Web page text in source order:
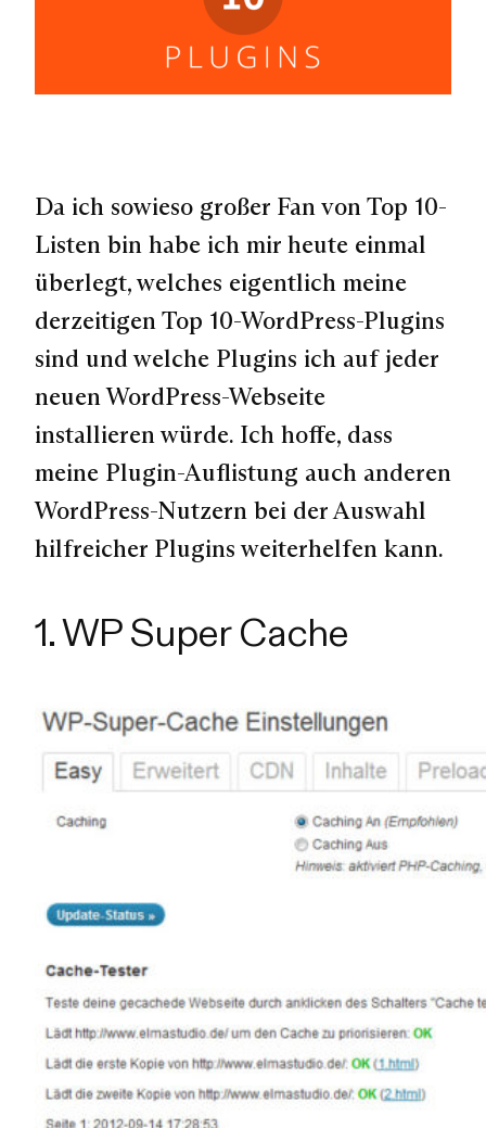
Da ich sowieso großer Fan von Top 10-
Listen bin habe ich mir heute einmal
überlegt, welches eigentlich meine
derzeitigen Top 10-WordPress-Plugins
sind und welche Plugins ich auf jeder
neuen WordPress-Webseite
installieren würde. Ich hoffe, dass
meine Plugin-Auflistung auch anderen
WordPress-Nutzern bei der Auswahl
hilfreicher Plugins weiterhelfen kann.
1. WP Super Cache